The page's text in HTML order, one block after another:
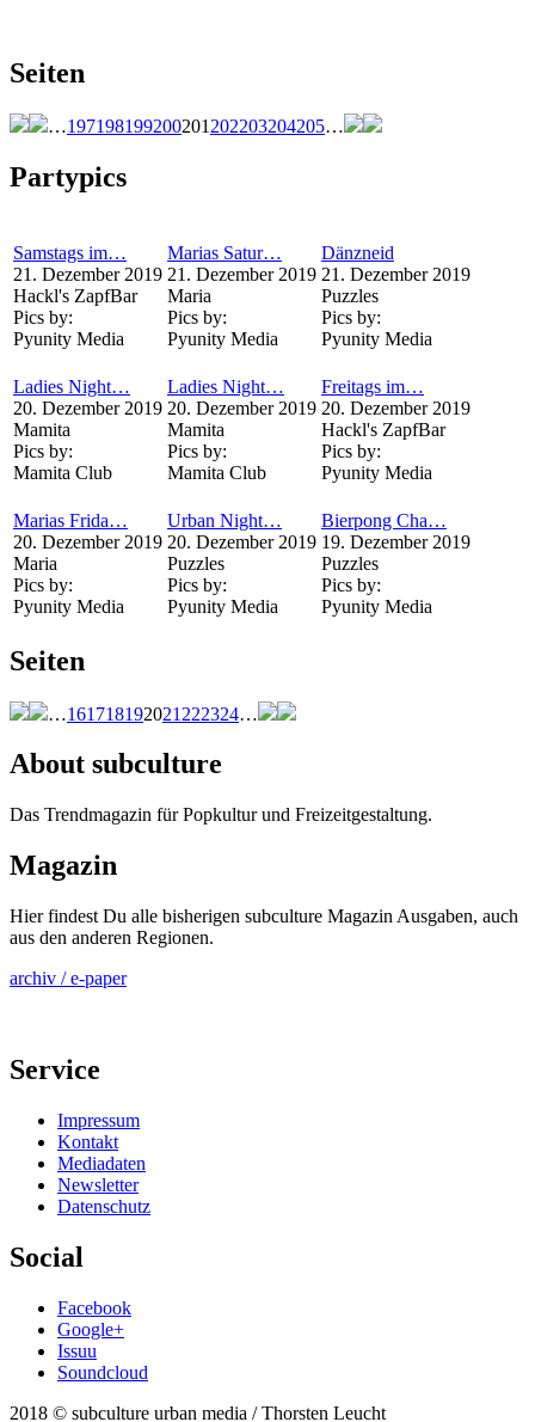
Seiten
…197198199200201 202203204205…
Partypics
Samstags im…
21. Dezember 2019
Hackl's ZapfBar
Pics by:
Pyunity Media
Marias Satur…
21. Dezember 2019
Maria
Pics by:
Pyunity Media
Dänzneid
21. Dezember 2019
Puzzles
Pics by:
Pyunity Media
Ladies Night…
20. Dezember 2019
Mamita
Pics by:
Mamita Club
Ladies Night…
20. Dezember 2019
Mamita
Pics by:
Mamita Club
Freitags im…
20. Dezember 2019
Hackl's ZapfBar
Pics by:
Pyunity Media
Marias Frida…
20. Dezember 2019
Maria
Pics by:
Pyunity Media
Urban Night…
20. Dezember 2019
Puzzles
Pics by:
Pyunity Media
Bierpong Cha…
19. Dezember 2019
Puzzles
Pics by:
Pyunity Media
Seiten
…161718192021 222324…
About subculture
Das Trendmagazin für Popkultur und Freizeitgestaltung.
Magazin
Hier findest Du alle bisherigen subculture Magazin Ausgaben, auch
aus den anderen Regionen.
archiv / e-paper
Service
Impressum
Kontakt
Mediadaten
Newsletter
Datenschutz
Social
Facebook
Google+
Issuu
Soundcloud
2018 © subculture urban media / Thorsten Leucht